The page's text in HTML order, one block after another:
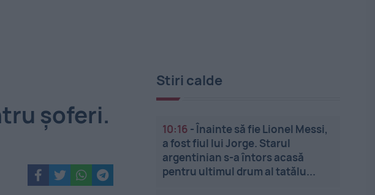
șoferi.
Stiri calde
10:16 -Înainte să fie Lionel Messi,
a fost fiul lui Jorge. Starul
argentinian s-a întors acasă
pentru ultimul drum al tatălu...